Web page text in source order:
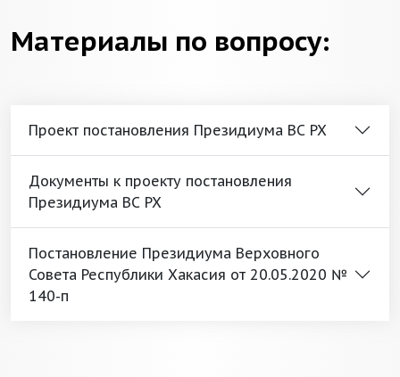
Материалы по вопросу:
Проект постановления Президиума ВС РХ
Документы к проекту постановления
Президиума ВС РХ
Постановление Президиума Верховного
Совета Республики Хакасия от 20.05.2020 №
140-п